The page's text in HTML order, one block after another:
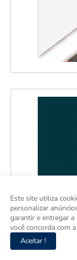
Este site utiliza
personalizar
garantir e entregar a
você concorda com
Aceitar !